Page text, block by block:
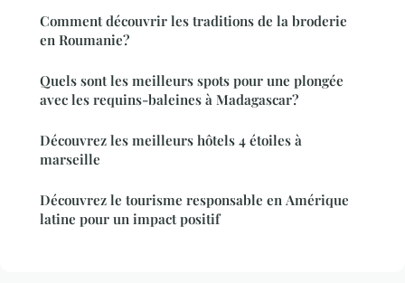
Comment découvrir les traditions de la broderie
en Roumanie?
Quels sont les meilleurs spots pour une plongée
avec les requins-baleines à Madagascar?
Découvrez les meilleurs hôtels 4 étoiles à
marseille
Découvrez le tourisme responsable en Amérique
latine pour un impact positif